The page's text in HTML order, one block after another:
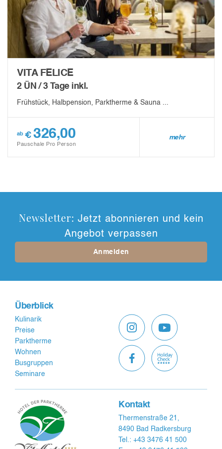
VITA FELICE
2 ÜN / 3 Tage inkl.
Frühstück, Halbpension, Parktherme & Sauna ...
ab € 326,00
Pauschale Pro Person
mehr
Newsletter: Jetzt abonnieren und kein
Angebot verpassen
Anmelden
Kontakt
Thermenstraße 21,
8490 Bad Radkersburg
Tel.: +43 3476 41 500
Überblick
Kulinarik
Preise
Parktherme
Wohnen
Busgruppen
Seminare